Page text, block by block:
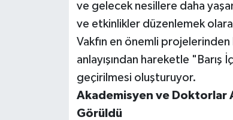
ve gelecek nesillere daha
ve etkinlikler düzenlemek
Vakfın en önemli projelerinden
anlayışından hareketle "Barış
geçirilmesi oluşturuyor.
Akademisyen ve Doktorlar
Görüldü